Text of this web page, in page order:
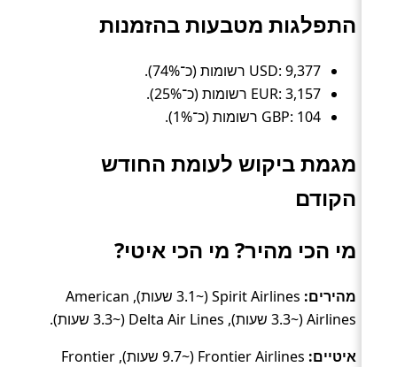
התפלגות מטבעות בהזמנות
USD: 9,377 רשומות (כ־74%).
EUR: 3,157 רשומות (כ־25%).
GBP: 104 רשומות (כ־1%).
מגמת ביקוש לעומת החודש
הקודם
מי הכי מהיר? מי הכי איטי?
מהירים:
Spirit Airlines (~3.1 שעות), American
Airlines (~3.3 שעות), Delta Air Lines (~3.3 שעות).
איטיים:
Frontier Airlines (~9.7 שעות), Frontier